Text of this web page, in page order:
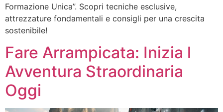
Formazione Unica”. Scopri tecniche esclusive,
attrezzature fondamentali e consigli per una crescita
sostenibile!
Fare Arrampicata: Inizia l
Avventura Straordinaria
Oggi